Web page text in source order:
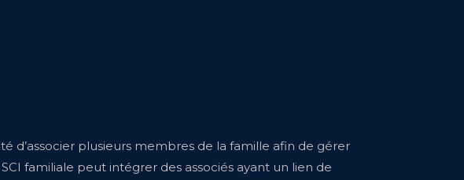
d’associer plusieurs membres de la famille afin de gérer
familiale peut intégrer des associés ayant un lien de